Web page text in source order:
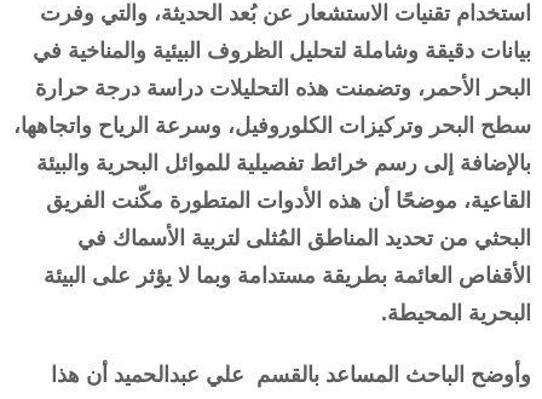
استخدام تقنيات الاستشعار عن بُعد الحديثة، والتي وفرت
بيانات دقيقة وشاملة لتحليل الظروف البيئية والمناخية في
البحر الأحمر، وتضمنت هذه التحليلات دراسة درجة حرارة
سطح البحر وتركيزات الكلوروفيل، وسرعة الرياح واتجاهها،
بالإضافة إلى رسم خرائط تفصيلية للموائل البحرية والبيئة
القاعية، موضحًا أن هذه الأدوات المتطورة مكّنت الفريق
البحثي من تحديد المناطق المُثلى لتربية الأسماك في
الأقفاص العائمة بطريقة مستدامة وبما لا يؤثر على البيئة
البحرية المحيطة.
وأوضح الباحث المساعد بالقسم علي عبدالحميد أن هذا